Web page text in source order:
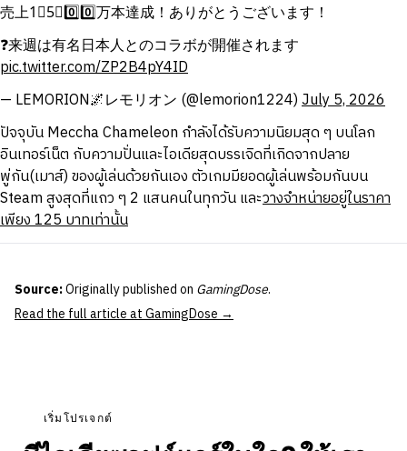
売上1⃣5⃣0️⃣0️⃣万本達成！ありがとうございます！
❓来週は有名日本人とのコラボが開催されます
pic.twitter.com/ZP2B4pY4ID
— LEMORION🌌レモリオン (@lemorion1224)July 5, 2026
ปัจจุบัน Meccha Chameleon กำลังได้รับความนิยมสุด ๆ บนโลก
อินเทอร์เน็ต กับความปั่นและไอเดียสุดบรรเจิดที่เกิดจากปลาย
พู่กัน(เมาส์) ของผู้เล่นด้วยกันเอง ตัวเกมมียอดผู้เล่นพร้อมกันบน
Steam สูงสุดที่แถว ๆ 2 แสนคนในทุกวัน และวางจำหน่ายอยู่ในราคา
เพียง125 บาทเท่านั้น
Source:Originally published on GamingDose.
Read the full article at GamingDose →
เริ่มโปรเจกต์